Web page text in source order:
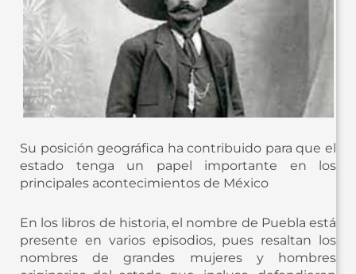
Su posición geográfica ha contribuido para que el
estado tenga un papel importante en los
principales acontecimientos de México
En los libros de historia, el nombre de Puebla está
presente en varios episodios, pues resaltan los
nombres de grandes mujeres y hombres